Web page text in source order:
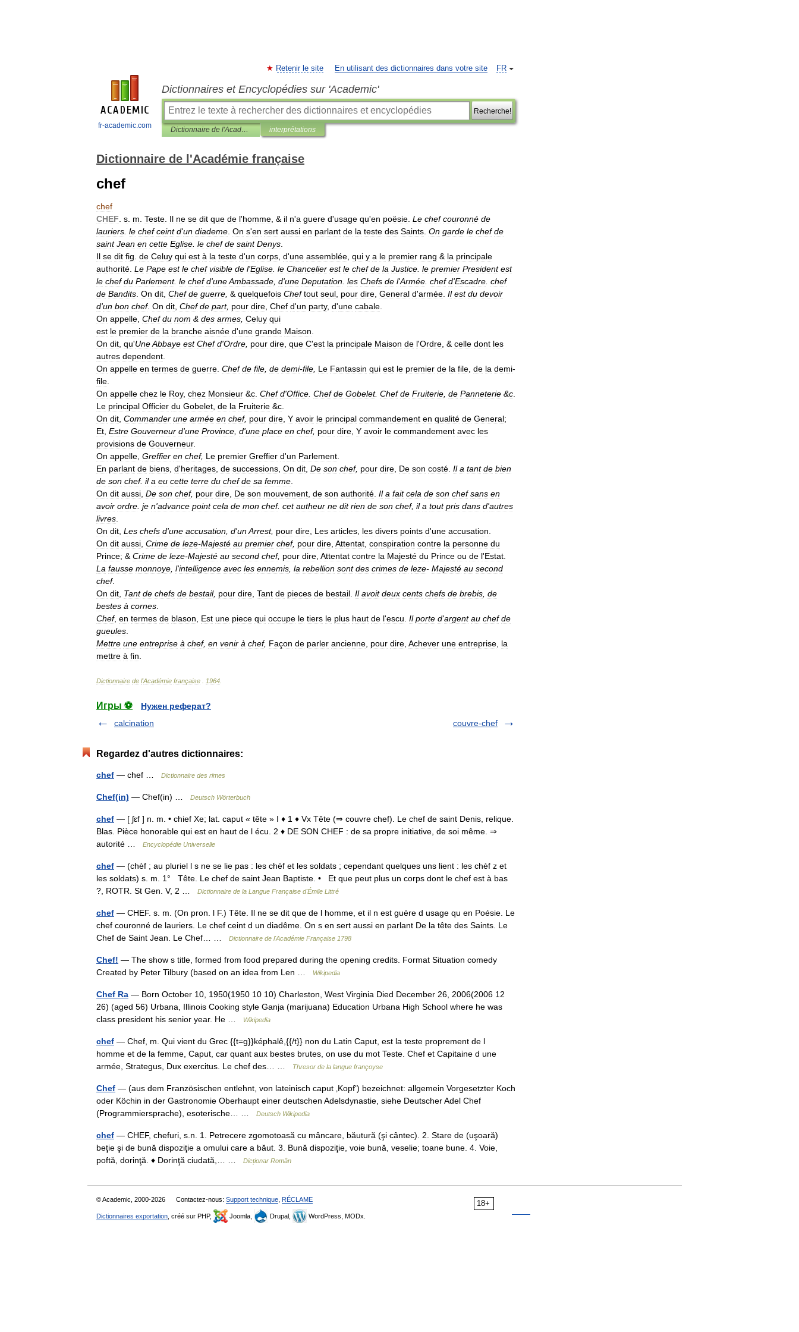
fr-academic.com
FR
Retenir le site En utilisant des dictionnaires dans votre site
Dictionnaires et Encyclopédies sur 'Academic'
Recherche!
Dictionnaire de l'Académie française interprétations
Dictionnaire de l'Académie française
chef
chef
CHEF s m Teste Il ne se dit que de l'homme , & il n'a guere d'usage qu'en poësie Le chef couronné de
lauriers le chef ceint d'un diademe On s'en sert aussi en parlant de la teste des Saints On garde le chef de
saint Jean en cette Eglise le chef de saint Denys
Il se dit fig de Celuy qui est à la teste d'un corps d'une assemblée qui y a le premier rang & la principale
authorité Le Pape est le chef visible de l'Eglise le Chancelier est le chef de la Justice le premier President est
le chef du Parlement. le chef d'uneAmbassade d'une Deputation les Chefs de l'Armée chef d'Escadre chef
de Bandits On dit Chef de guerre & quelquefois Chef tout seul pour dire General d'armée Il est du devoir
d'un bon chef. On dit Chef de part, pour dire Chef d'un party, d'une cabale
On appelle Chef du nom & des armes Celuy qui
est le premier de la branche aisnée d'une grande Maison
On dit qu'UneAbbaye est Chef d'Ordre pour dire que C'est la principale Maison de l'Ordre , & celle dont les
autres dependent
On appelle en termes de guerre Chef de file de demi-file Le Fantassin qui est le premier de la file de la demi-
file
On appelle chez le Roy, chez Monsieur &c Chef d'Office Chef de Gobelet. Chef de Fruiterie de Panneterie &c
Le principal Officier du Gobelet de la Fruiterie &c
On dit Commander une armée en chef, pour dire Y avoir le principal commandement en qualité de General;
Et Estre Gouverneur d'une Province d'une place en chef, pour dire Y avoir le commandement avec les
provisions de Gouverneur.
On appelle Greffier en chef, Le premier Greffier d'un Parlement
En parlant de biens d'heritages de successions On dit De son chef, pour dire De son costé Il a tant de bien
de son chef. il a eu cette terre du chef de sa femme
On dit aussi De son chef, pour dire De son mouvement de son authorité Il a fait cela de son chef sans en
avoir ordre je n'advance point cela de mon chef. cet autheur ne dit rien de son chef, il a tout pris dans d'autres
livres
On dit Les chefs d'une accusation d'unArrest, pour dire Les articles les divers points d'une accusation
On dit aussi Crime de leze-Majesté au premier chef, pour dire Attentat conspiration contre la personne du
Prince; & Crime de leze-Majesté au second chef, pour dire Attentat contre la Majesté du Prince ou de l'Estat
La fausse monnoye l'intelligence avec les ennemis la rebellion sont des crimes de leze- Majesté au second
chef.
On dit Tant de chefs de bestail, pour dire Tant de pieces de bestail Il avoit deux cents chefs de brebis de
bestes à cornes
Chef, en termes de blason Est une piece qui occupe le tiers le plus haut de l'escu Il porte d'argent au chef de
gueules
Mettre une entreprise à chef, en venir à chef, Façon de parler ancienne pour dire Achever une entreprise la
mettre à fin
Dictionnaire de l'Académie française 1964
Игры ⚽
Нужен реферат?
calcination
couvre-chef
Regardez d'autres dictionnaires:
chef — chef … Dictionnaire des rimes
Chef(in) — Chef(in) … Deutsch Wörterbuch
chef — [ ʃɛf ] n. m. • chief Xe; lat. caput « tête » I ♦ 1 ♦ Vx Tête (⇒ couvre chef). Le chef de saint Denis, relique.
Blas. Pièce honorable qui est en haut de l écu. 2 ♦ DE SON CHEF : de sa propre initiative, de soi même. ⇒
autorité …
Encyclopédie Universelle
chef — (chèf ; au pluriel l s ne se lie pas : les chèf et les soldats ; cependant quelques uns lient : les chèf z et
les soldats) s. m. 1° Tête. Le chef de saint Jean Baptiste. • Et que peut plus un corps dont le chef est à bas
?, ROTR. St Gen. V, 2 …
Dictionnaire de la Langue Française d'Émile Littré
chef — CHEF. s. m. (On pron. l F.) Tête. Il ne se dit que de l homme, et il n est guère d usage qu en Poésie. Le
chef couronné de lauriers. Le chef ceint d un diadême. On s en sert aussi en parlant De la tête des Saints. Le
Chef de Saint Jean. Le Chef… …
Dictionnaire de l'Académie Française 1798
Chef! — The show s title, formed from food prepared during the opening credits. Format Situation comedy
Created by Peter Tilbury (based on an idea from Len …
Wikipedia
Chef Ra — Born October 10, 1950(1950 10 10) Charleston, West Virginia Died December 26, 2006(2006 12
26) (aged 56) Urbana, Illinois Cooking style Ganja (marijuana) Education Urbana High School where he was
class president his senior year. He …
Wikipedia
chef — Chef, m. Qui vient du Grec {{t=g}}képhalê,{{/t}} non du Latin Caput, est la teste proprement de l
homme et de la femme, Caput, car quant aux bestes brutes, on use du mot Teste. Chef et Capitaine d une
armée, Strategus, Dux exercitus. Le chef des… …
Thresor de la langue françoyse
Chef — (aus dem Französischen entlehnt, von lateinisch caput ‚Kopf‘) bezeichnet: allgemein Vorgesetzter Koch
oder Köchin in der Gastronomie Oberhaupt einer deutschen Adelsdynastie, siehe Deutscher Adel Chef
(Programmiersprache), esoterische… …
Deutsch Wikipedia
chef — CHEF, chefuri, s.n. 1. Petrecere zgomotoasă cu mâncare, băutură (şi cântec). 2. Stare de (uşoară)
beţie şi de bună dispoziţie a omului care a băut. 3. Bună dispoziţie, voie bună, veselie; toane bune. 4. Voie,
poftă, dorinţă. ♦ Dorinţă ciudată,… …
Dicționar Român
18+
© Academic, 2000-2026 Contactez-nous: Support technique RÉCLAME
Dictionnaires exportation , créé sur PHP, Joomla, Drupal, WordPress, MODx.